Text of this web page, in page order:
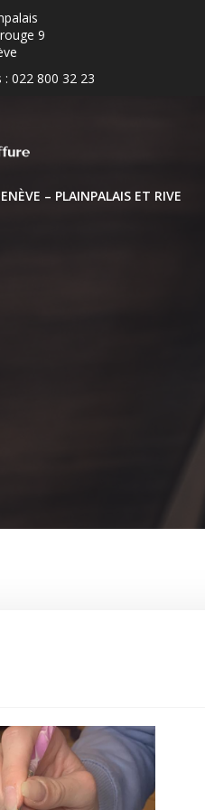
9
: 022 800 32 23
– PLAINPALAIS ET RIVE